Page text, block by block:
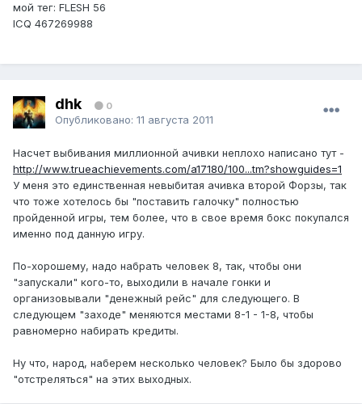
мой тег: FLESH 56
ICQ 467269988
dhk 0
Опубликовано: 11 августа 2011
Насчет выбивания миллионной ачивки неплохо написано тут -
http://www.trueachievements.com/a17180/100...tm?showguides=1
У меня это единственная невыбитая ачивка второй Форзы, так
что тоже хотелось бы "поставить галочку" полностью
пройденной игры, тем более, что в свое время бокс покупался
именно под данную игру.
По-хорошему, надо набрать человек 8, так, чтобы они
"запускали" кого-то, выходили в начале гонки и
организовывали "денежный рейс" для следующего. В
следующем "заходе" меняются местами 8-1 - 1-8, чтобы
равномерно набирать кредиты.
Ну что, народ, наберем несколько человек? Было бы здорово
"отстреляться" на этих выходных.